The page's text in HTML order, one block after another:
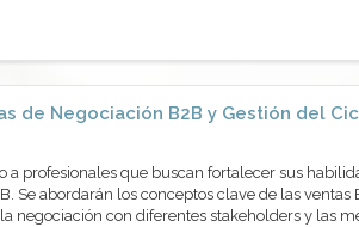
de Negociación B2B y Gestión del
a profesionales que buscan fortalecer sus
Se abordarán los conceptos clave de las ventas
negociación con diferentes stakeholders y las